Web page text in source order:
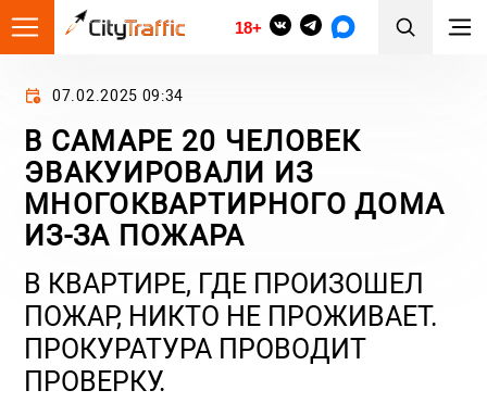
18+
07.02.2025 09:34
В САМАРЕ 20 ЧЕЛОВЕК
ЭВАКУИРОВАЛИ ИЗ
МНОГОКВАРТИРНОГО ДОМА
ИЗ-ЗА ПОЖАРА
В КВАРТИРЕ, ГДЕ ПРОИЗОШЕЛ
ПОЖАР, НИКТО НЕ ПРОЖИВАЕТ.
ПРОКУРАТУРА ПРОВОДИТ
ПРОВЕРКУ.